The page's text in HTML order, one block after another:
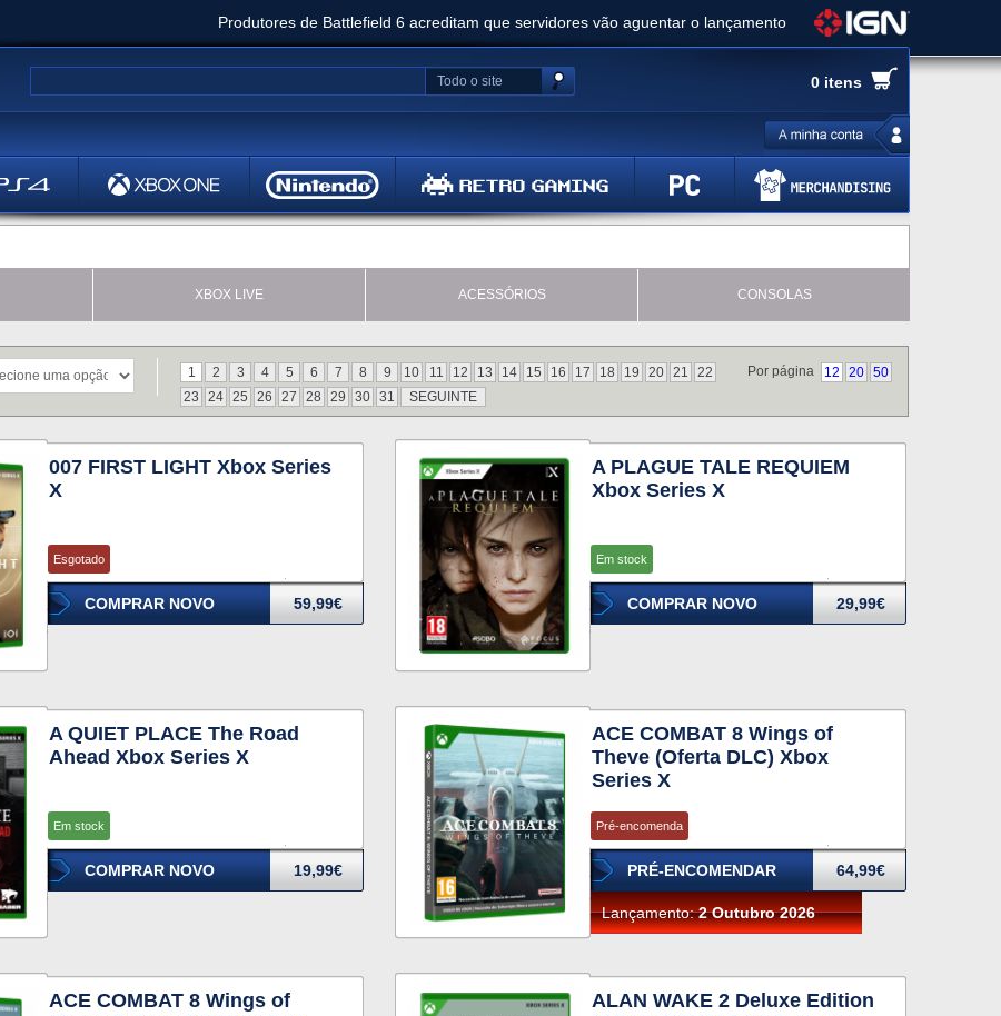
Produtores de Battlefield 6 acreditam que servidores vão aguentar o lançamento
Clair Obscur: Expedition 33 já vendeu 5 milhões de cópias e vai receber novo conteúdo
Ghost of Yotei - Análise
Metal Gear Solid Delta: Snake Eater - Análise
Bethesda anuncia livestream para o Fallout Day
0 itens
Todo o site
XBOX LIVE ACESSÓRIOS CONSOLAS
Por página 12 20 50
1 2 3 4 5 6 7 8 9 10 11 12 13 14 15 16 17 18 19 20 21
22
23
24 25 26 27 28 29 30 31 SEGUINTE
007 FIRST LIGHT Xbox Series
X
Esgotado
COMPRAR NOVO 59,99€
A PLAGUE TALE REQUIEM
Xbox Series X
Em stock
COMPRAR NOVO 29,99€
A QUIET PLACE The Road
Ahead Xbox Series X
Em stock
COMPRAR NOVO 19,99€
ACE COMBAT 8 Wings of
Theve (Oferta DLC) Xbox
Series X
Pré-encomenda
PRÉ-ENCOMENDAR 64,99€
Lançamento:2 Outubro 2026
ACE COMBAT 8 Wings of
ALAN WAKE 2 Deluxe Edition